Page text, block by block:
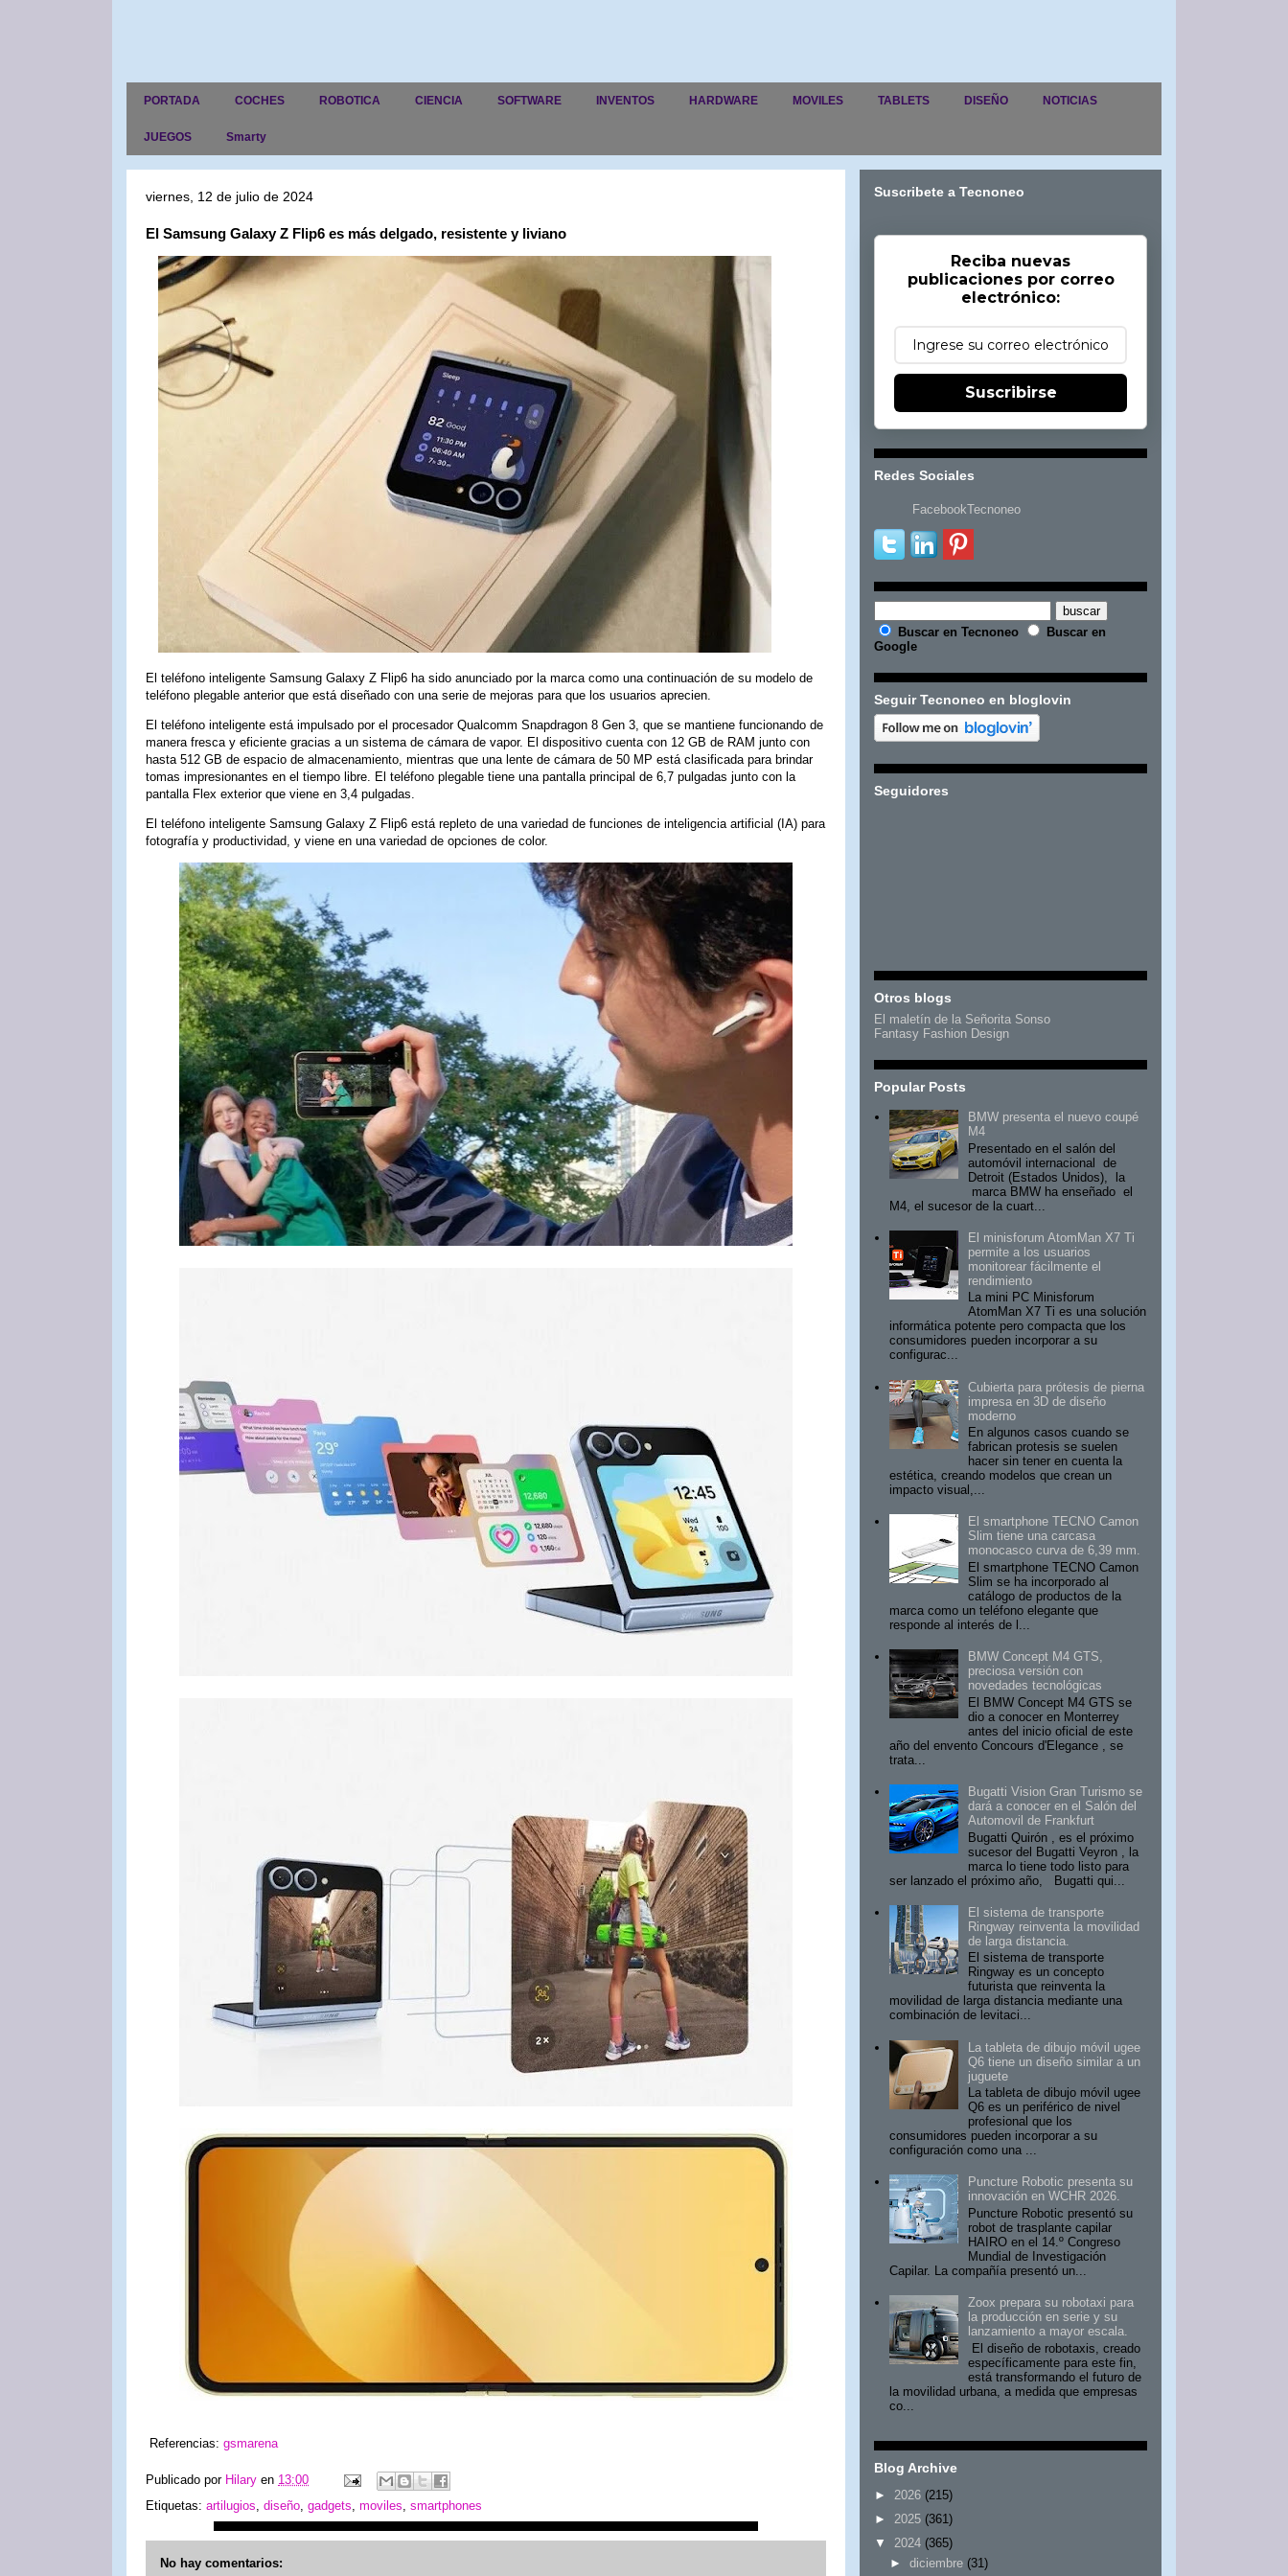
PORTADA COCHES ROBOTICA CIENCIA SOFTWARE INVENTOS HARDWARE MOVILES TABLETS DISEÑO NOTICIAS
JUEGOS Smarty
viernes, 12 de julio de 2024
El Samsung Galaxy Z Flip6 es más delgado, resistente y liviano
El teléfono inteligente Samsung Galaxy Z Flip6 ha sido anunciado por la marca como una continuación de su modelo de
teléfono plegable anterior que está diseñado con una serie de mejoras para que los usuarios aprecien.
El teléfono inteligente está impulsado por el procesador Qualcomm Snapdragon 8 Gen 3, que se mantiene funcionando de
manera fresca y eficiente gracias a un sistema de cámara de vapor. El dispositivo cuenta con 12 GB de RAM junto con
hasta 512 GB de espacio de almacenamiento, mientras que una lente de cámara de 50 MP está clasificada para brindar
tomas impresionantes en el tiempo libre. El teléfono plegable tiene una pantalla principal de 6,7 pulgadas junto con la
pantalla Flex exterior que viene en 3,4 pulgadas.
El teléfono inteligente Samsung Galaxy Z Flip6 está repleto de una variedad de funciones de inteligencia artificial (IA) para
fotografía y productividad, y viene en una variedad de opciones de color.
Referencias: gsmarena
Publicado por Hilary en 13:00
Etiquetas: artilugios diseño gadgets moviles smartphones
No hay comentarios:
Suscribete a Tecnoneo
Reciba nuevas
publicaciones por correo
electrónico:
Suscribirse
Redes Sociales
FacebookTecnoneo
Buscar en Tecnoneo
Buscar en
Google
Seguir Tecnoneo en bloglovin
Seguidores
Otros blogs
El maletín de la Señorita Sonso
Fantasy Fashion Design
Popular Posts
BMW presenta el nuevo coupé
M4
Presentado en el salón del
automóvil internacional de
Detroit (Estados Unidos), la
marca BMW ha enseñado el
M4, el sucesor de la cuart...
El minisforum AtomMan X7 Ti
permite a los usuarios
monitorear fácilmente el
rendimiento
La mini PC Minisforum
AtomMan X7 Ti es una solución
informática potente pero compacta que los
consumidores pueden incorporar a su
configurac...
Cubierta para prótesis de pierna
impresa en 3D de diseño
moderno
En algunos casos cuando se
fabrican protesis se suelen
hacer sin tener en cuenta la
estética, creando modelos que crean un
impacto visual,...
El smartphone TECNO Camon
Slim tiene una carcasa
monocasco curva de 6,39 mm.
El smartphone TECNO Camon
Slim se ha incorporado al
catálogo de productos de la
marca como un teléfono elegante que
responde al interés de l...
BMW Concept M4 GTS,
preciosa versión con
novedades tecnológicas
El BMW Concept M4 GTS se
dio a conocer en Monterrey
antes del inicio oficial de este
año del envento Concours d'Elegance , se
trata...
Bugatti Vision Gran Turismo se
dará a conocer en el Salón del
Automovil de Frankfurt
Bugatti Quirón , es el próximo
sucesor del Bugatti Veyron , la
marca lo tiene todo listo para
ser lanzado el próximo año, Bugatti qui...
El sistema de transporte
Ringway reinventa la movilidad
de larga distancia.
El sistema de transporte
Ringway es un concepto
futurista que reinventa la
movilidad de larga distancia mediante una
combinación de levitaci...
La tableta de dibujo móvil ugee
Q6 tiene un diseño similar a un
juguete
La tableta de dibujo móvil ugee
Q6 es un periférico de nivel
profesional que los
consumidores pueden incorporar a su
configuración como una ...
Puncture Robotic presenta su
innovación en WCHR 2026.
Puncture Robotic presentó su
robot de trasplante capilar
HAIRO en el 14.º Congreso
Mundial de Investigación
Capilar. La compañía presentó un...
Zoox prepara su robotaxi para
la producción en serie y su
lanzamiento a mayor escala.
El diseño de robotaxis, creado
específicamente para este fin,
está transformando el futuro de
la movilidad urbana, a medida que empresas
co...
Blog Archive
► 2026 (215)
► 2025 (361)
▼
2024 (365)
► diciembre (31)